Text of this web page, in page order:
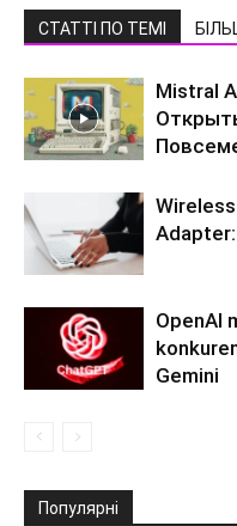
СТАТТІ ПО ТЕМІ
Mistral
OpenAI
Gemini
Популярні